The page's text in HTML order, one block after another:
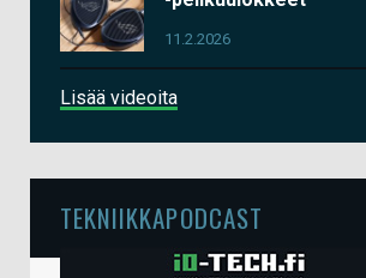
11.2.2026
Lisää videoita
TEKNIIKKAPODCAST